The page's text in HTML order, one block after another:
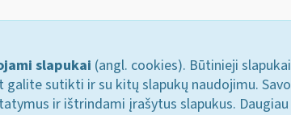
slapukai (angl. cookies). Būtinieji
galite sutikti ir su kitų slapukų naudojimu.
ir ištrindami įrašytus slapukus.